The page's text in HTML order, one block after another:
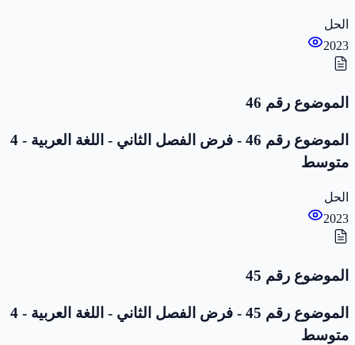
الحل
2023
الموضوع رقم 46
الموضوع رقم 46 - فرض الفصل الثاني - اللغة العربية - 4
متوسط
الحل
2023
الموضوع رقم 45
الموضوع رقم 45 - فرض الفصل الثاني - اللغة العربية - 4
متوسط